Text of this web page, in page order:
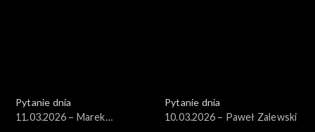
Pytanie dnia
11.03.2026 – Marek
Pytanie dnia
10.03.2026 – Paweł Zalewski